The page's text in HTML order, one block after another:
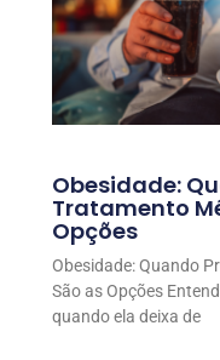
Obesidade:
Tratamento
Opções
Obesidade: Quando
São as Opções
quando ela deixa de